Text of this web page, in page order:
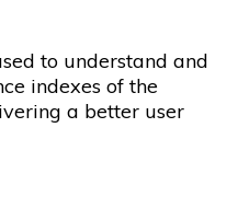
to understand and
indexes of the
a better user